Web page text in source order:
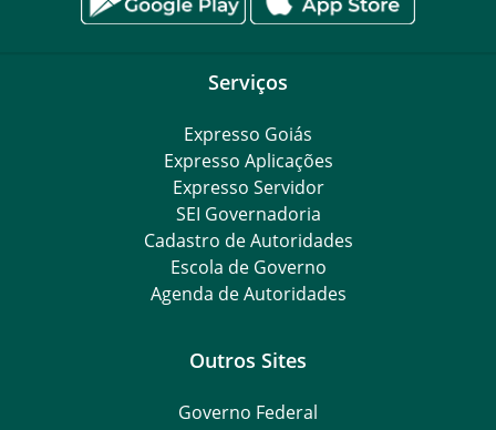
Serviços
Expresso Goiás
Expresso Aplicações
Expresso Servidor
SEI Governadoria
Cadastro de Autoridades
Escola de Governo
Agenda de Autoridades
Outros Sites
Governo Federal